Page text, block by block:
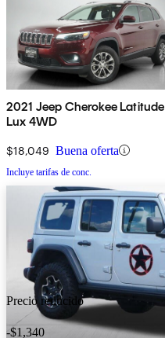
2021 Jeep Cherokee Latitude
Lux 4WD
$18,049 Buena oferta
Incluye tarifas de conc.
Precio reducido
-$1,340